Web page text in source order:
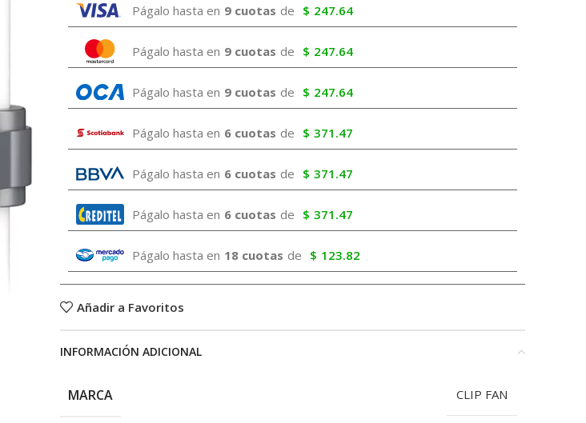
Págalo hasta en 9 cuotas de $ 247.64
Págalo hasta en 9 cuotas de $ 247.64
Págalo hasta en 9 cuotas de $ 247.64
Págalo hasta en 6 cuotas de $ 371.47
Págalo hasta en 6 cuotas de $ 371.47
Págalo hasta en 6 cuotas de $ 371.47
Págalo hasta en 18 cuotas de $ 123.82
Añadir a Favoritos
INFORMACIÓN ADICIONAL
MARCA CLIP FAN